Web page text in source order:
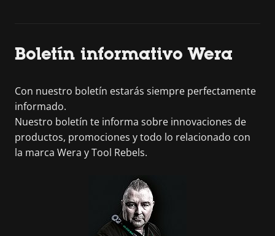
Boletín informativo Wera
Con nuestro boletín estarás siempre perfectamente
informado.
Nuestro boletín te informa sobre innovaciones de
productos, promociones y todo lo relacionado con
la marca Wera y Tool Rebels.